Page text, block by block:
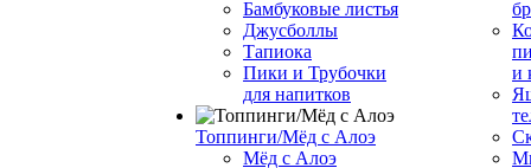
Бамбуковые листья
Джусболлы
Тапиока
Пики и Трубочки
для напитков
Топпинги/Мёд с Алоэ
Мёд с Алоэ
и